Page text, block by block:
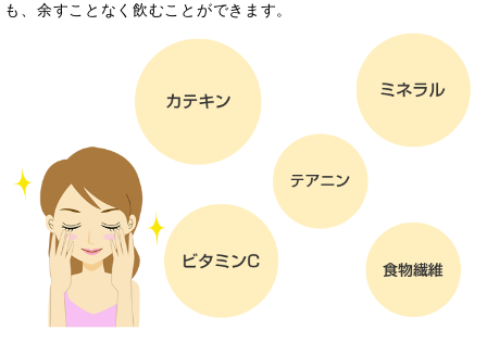
も、余すことなく飲むことができます。